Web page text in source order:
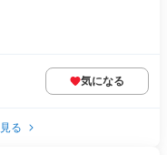
気になる
る